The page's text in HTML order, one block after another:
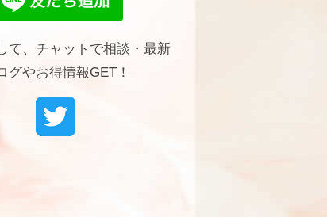
て、チャットで相談・最新
グやお得情報GET！